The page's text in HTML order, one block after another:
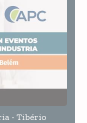
- Tibério